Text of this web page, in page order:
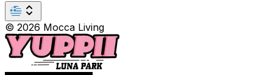
© 2026 Mocca Living